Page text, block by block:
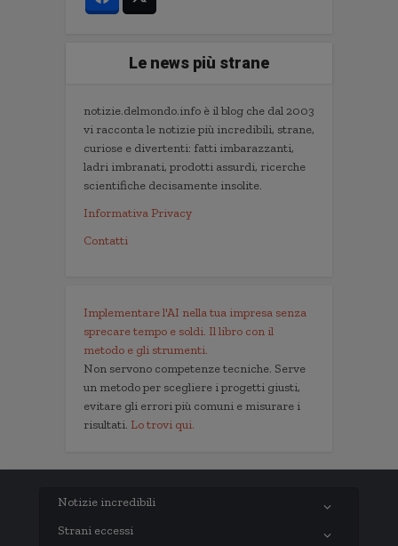
Le news più strane
notizie.delmondo.info è il blog che dal 2003
vi racconta le notizie più incredibili, strane,
curiose e divertenti: fatti imbarazzanti,
ladri imbranati, prodotti assurdi, ricerche
scientifiche decisamente insolite.
Informativa Privacy
Contatti
Implementare l'AI nella tua impresa senza
sprecare tempo e soldi. Il libro con il
metodo e gli strumenti.
Non servono competenze tecniche. Serve
un metodo per scegliere i progetti giusti,
evitare gli errori più comuni e misurare i
risultati. Lo trovi qui.
Notizie incredibili
Strani eccessi